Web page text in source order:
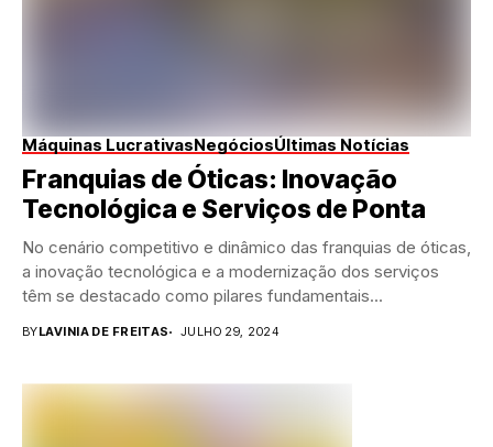
Máquinas LucrativasNegóciosÚltimas Notícias
Franquias de Óticas: Inovação
Tecnológica e Serviços de Ponta
No cenário competitivo e dinâmico das franquias de óticas,
a inovação tecnológica e a modernização dos serviços
têm se destacado como pilares fundamentais...
BYLAVINIA DE FREITAS JULHO 29, 2024